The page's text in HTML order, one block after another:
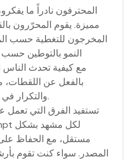
المحترفون نادراً ما
مميزة. يقوم المحرّرون
المخرجون للتغطية حسب
النمو بالتوطين
بالفعل عن اللقطات،
والتكرار في النماذج التوليدية أسرع بكثير.
تستفيد الفرق التي تعمل
مستقل، مع الحفاظ على
المصدر. سواء كنت تقوم